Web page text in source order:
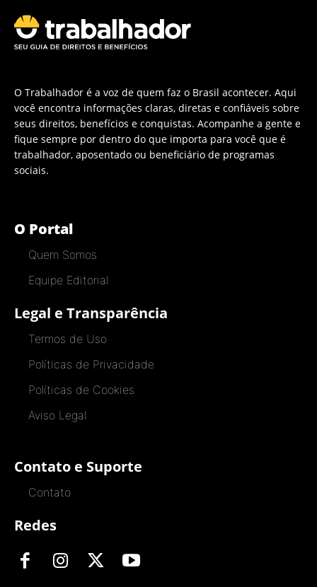
O Trabalhador é a voz de quem faz o Brasil acontecer. Aqui
você encontra informações claras, diretas e confiáveis sobre
seus direitos, benefícios e conquistas. Acompanhe a gente e
fique sempre por dentro do que importa para você que é
trabalhador, aposentado ou beneficiário de programas
sociais.
O Portal
Quem Somos
Equipe Editorial
Legal e Transparência
Termos de Uso
Políticas de Privacidade
Políticas de Cookies
Aviso Legal
Contato e Suporte
Contato
Redes